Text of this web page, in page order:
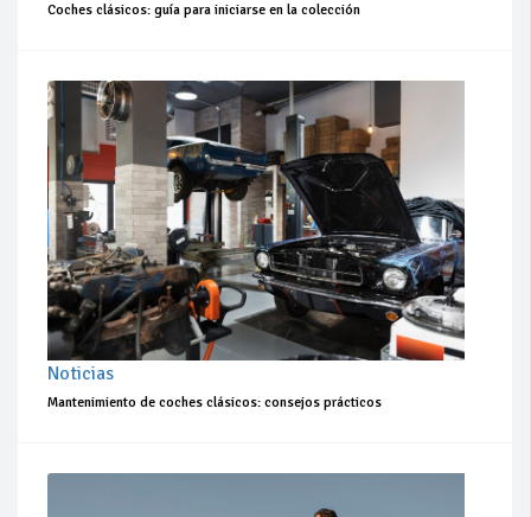
Coches clásicos: guía para iniciarse en la colección
Noticias
Mantenimiento de coches clásicos: consejos prácticos